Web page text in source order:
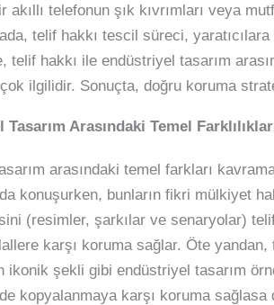
akıllı telefonun şık kıvrımları veya
telif hakkı tescil süreci,
telif hakkı ile endüstriyel tasarım
ilgilidir. Sonuçta, doğru koruma
Arasındaki Temel
arasındaki temel farkları
konuşurken, bunların fikri mülkiyet
(resimler, şarkılar ve senaryolar)
karşı koruma sağlar. Öte
ikonik şekli gibi endüstriyel tasarım
kopyalanmaya karşı koruma sağlasa